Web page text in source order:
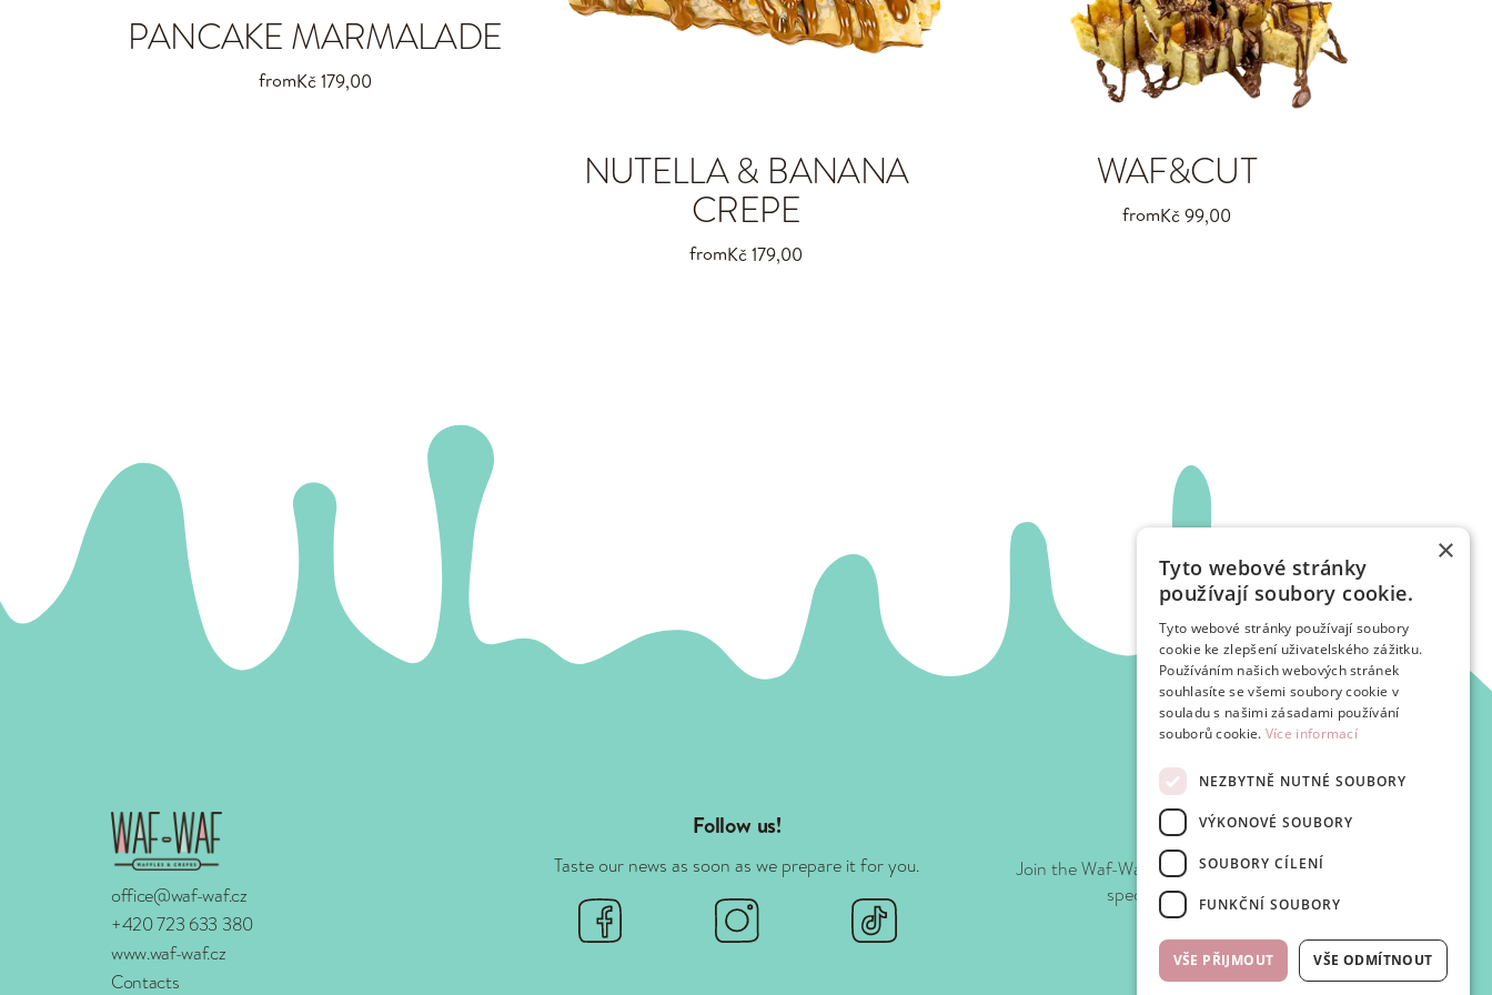
PANCAKE MARMALADE
fromKč 179,00
NUTELLA & BANANA
CREPE
fromKč 179,00
WAF&CUT
fromKč 99,00
office@waf-waf.cz
+420 723 633 380
www.waf-waf.cz
Contacts
Follow us!
Taste our news as soon as we prepare it for you.
Join WAFClub
Join the Waf-Waf Club and get discounts and
special offers every time you visit.
WafClub
×
Tyto webové stránky
používají soubory cookie.
Tyto webové stránky používají soubory
cookie ke zlepšení uživatelského zážitku.
Používáním našich webových stránek
souhlasíte se všemi soubory cookie v
souladu s našimi zásadami používání
souborů cookie. Více informací
NEZBYTNĚ NUTNÉ SOUBORY
VÝKONOVÉ SOUBORY
SOUBORY CÍLENÍ
FUNKČNÍ SOUBORY
VŠE PŘIJMOUT VŠE ODMÍTNOUT